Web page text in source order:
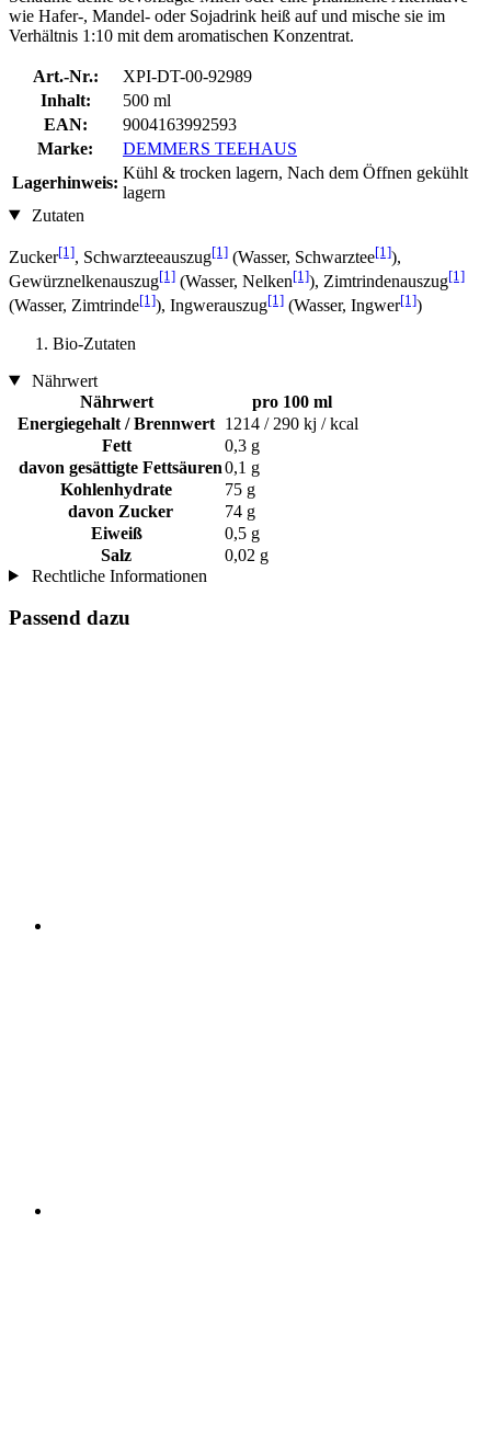
wie Hafer-, Mandel- oder Sojadrink heiß auf und mische sie im
Verhältnis 1:10 mit dem aromatischen Konzentrat.
Art.-Nr.:
XPI-DT-00-92989
Inhalt:
500 ml
EAN:
9004163992593
Marke:
DEMMERS TEEHAUS
Lagerhinweis:
Kühl & trocken lagern, Nach dem Öffnen gekühlt
lagern
Zutaten
Zucker[1], Schwarzteeauszug[1] (Wasser, Schwarztee[1]),
Gewürznelkenauszug[1] (Wasser, Nelken[1]), Zimtrindenauszug[1]
(Wasser, Zimtrinde[1]), Ingwerauszug[1] (Wasser, Ingwer[1])
Bio-Zutaten
Nährwert
Nährwert
pro 100 ml
Energiegehalt / Brennwert 1214 / 290 kj / kcal
Fett
0,3 g
davon gesättigte Fettsäuren0,1 g
Kohlenhydrate
75 g
davon Zucker
74 g
Eiweiß
0,5 g
Salz
0,02 g
Rechtliche Informationen
Passend dazu